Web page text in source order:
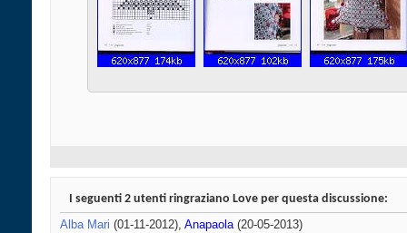
I seguenti 2 utenti ringraziano Love per questa discussione:
Alba Mari (01-11-2012), Anapaola(20-05-2013)